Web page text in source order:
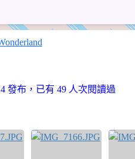
113 學年度 克萊薾的英
發布，已有 49 人次閱讀過